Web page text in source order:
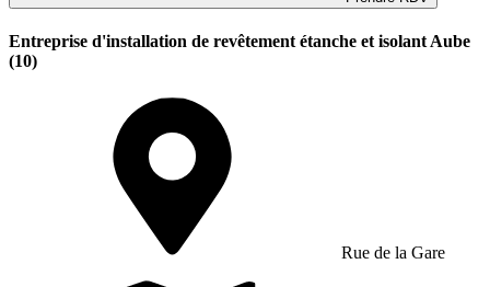
Entreprise d'installation de revêtement étanche et isolant Aube
(10)
Rue de la Gare